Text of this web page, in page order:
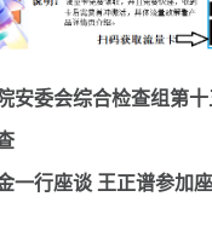
安委会综合检查组第
行座谈 王正谱参加